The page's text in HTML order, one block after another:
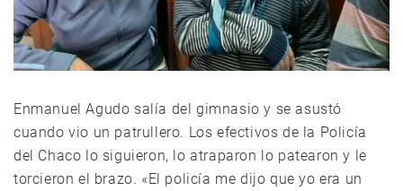
Enmanuel Agudo salía del gimnasio y se asustó
cuando vio un patrullero. Los efectivos de la Policía
del Chaco lo siguieron, lo atraparon lo patearon y le
torcieron el brazo. «El policía me dijo que yo era un